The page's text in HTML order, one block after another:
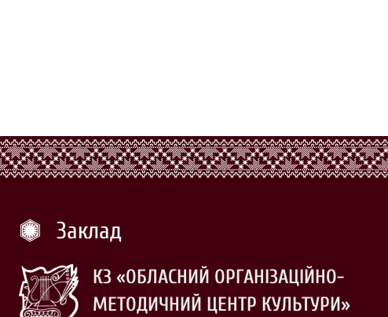
Заклад
КЗ «ОБЛАСНИЙ ОРГАНІЗАЦІЙНО-
МЕТОДИЧНИЙ ЦЕНТР КУЛЬТУРИ»